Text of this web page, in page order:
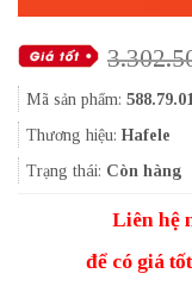
Mã sản phẩm:
Thương hiệu: Hafele
Trạng thái: Còn hàng
Liên hệ
để có giá